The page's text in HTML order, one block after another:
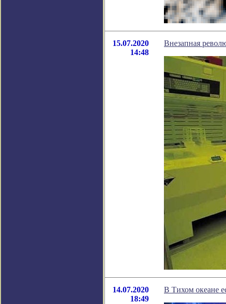
15.07.2020
14:48
Внезапная
14.07.2020
18:49
В Тихом океане